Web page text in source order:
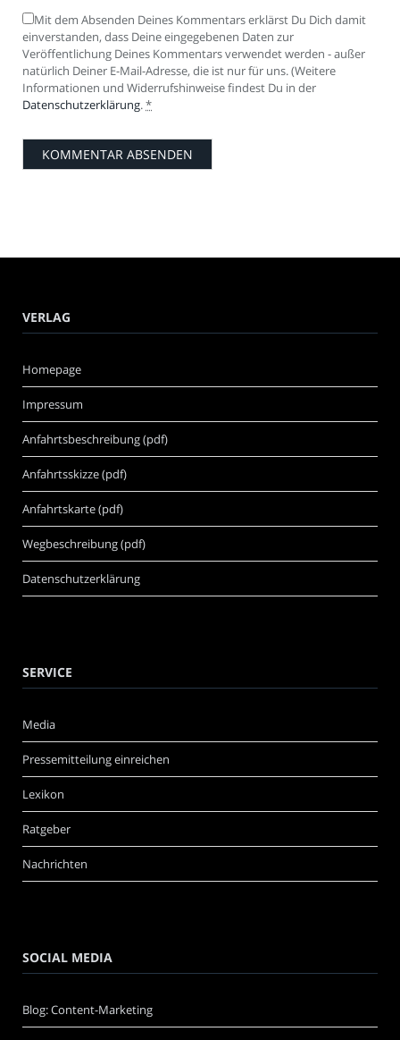
Mit dem Absenden Deines Kommentars erklärst Du Dich damit
einverstanden, dass Deine eingegebenen Daten zur
Veröffentlichung Deines Kommentars verwendet werden - außer
natürlich Deiner E-Mail-Adresse, die ist nur für uns. (Weitere
Informationen und Widerrufshinweise findest Du in der
Datenschutzerklärung.*
VERLAG
Homepage
Impressum
Anfahrtsbeschreibung (pdf)
Anfahrtsskizze (pdf)
Anfahrtskarte (pdf)
Wegbeschreibung (pdf)
Datenschutzerklärung
SERVICE
Media
Pressemitteilung einreichen
Lexikon
Ratgeber
Nachrichten
SOCIAL MEDIA
Blog: Content-Marketing